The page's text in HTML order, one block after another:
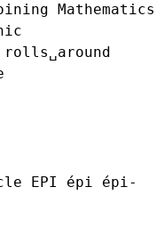
Mathematics
rolls␣around
EPI épi épi-